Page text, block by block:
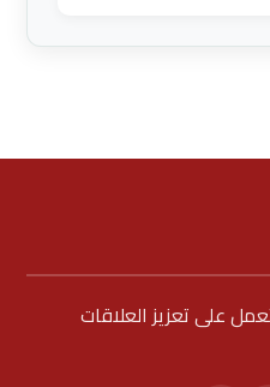
على تعزيز العلاقات